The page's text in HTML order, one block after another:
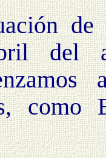
del
como